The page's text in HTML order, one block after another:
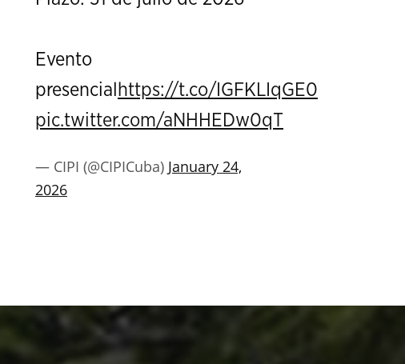
Evento
presencial https://t.co/IGFKLIqGE0
pic.twitter.com/aNHHEDw0qT
— CIPI (@CIPICuba) January 24,
2026